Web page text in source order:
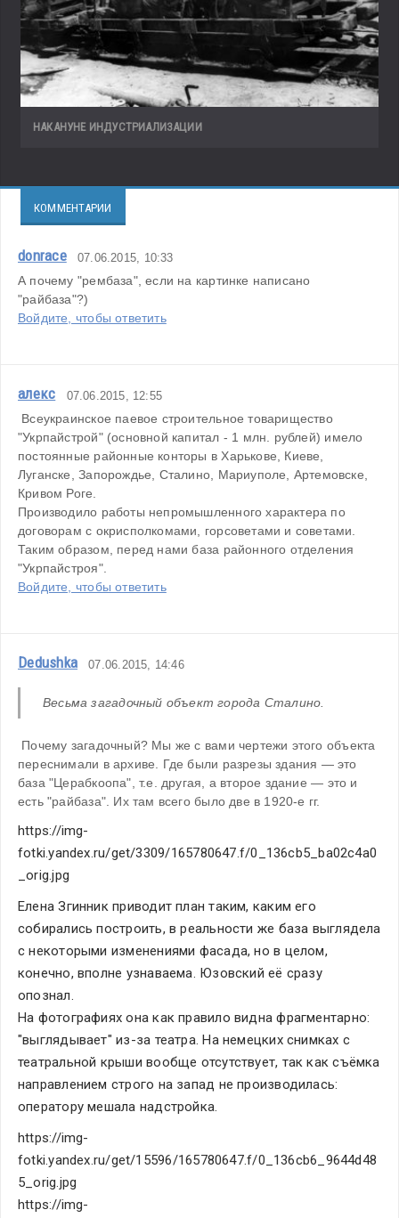
НАКАНУНЕ ИНДУСТРИАЛИЗАЦИИ
КОММЕНТАРИИ
donrace 07.06.2015, 10:33
А почему "рембаза", если на картинке написано
"райбаза"?)
Войдите, чтобы ответить
алекс 07.06.2015, 12:55
Всеукраинское паевое строительное товарищество
"Укрпайстрой" (основной капитал - 1 млн. рублей) имело
постоянные районные конторы в Харькове, Киеве,
Луганске, Запорождье, Сталино, Мариуполе, Артемовске,
Кривом Роге.
Производило работы непромышленного характера по
договорам с окрисполкомами, горсоветами и советами.
Таким образом, перед нами база районного отделения
"Укрпайстроя".
Войдите, чтобы ответить
Dedushka 07.06.2015, 14:46
Весьма загадочный объект города Сталино.
переснимали в архиве. Где были разрезы здания — это
база "Церабкоопа", т.е. другая, а второе здание — это и
есть "райбаза". Их там всего было две в 1920-е гг.
https://img-
fotki.yandex.ru/get/3309/165780647.f/0_136cb5_ba02c4a0
_orig.jpg
Елена Згинник приводит план таким, каким его
собирались построить, в реальности же база выглядела
с некоторыми изменениями фасада, но в целом,
конечно, вполне узнаваема. Юзовский её сразу
опознал.
На фотографиях она как правило видна фрагментарно:
"выглядывает" из-за театра. На немецких снимках с
театральной крыши вообще отсутствует, так как съёмка
направлением строго на запад не производилась:
оператору мешала надстройка.
https://img-
fotki.yandex.ru/get/15596/165780647.f/0_136cb6_9644d48
5_orig.jpg
https://img-